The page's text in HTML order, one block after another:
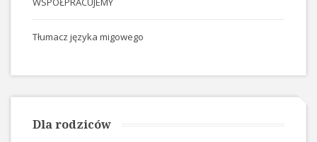
Tłumacz języka migowego
Dla rodziców